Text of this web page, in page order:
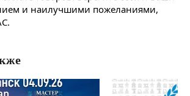
и наилучшими пожеланиями,